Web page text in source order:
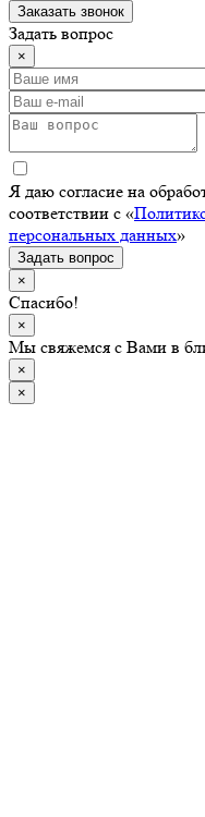
Заказать звонок
Задать вопрос
×
Я даю согласие на
соответствии с «
персональных данных»
Задать вопрос
×
Спасибо!
×
Мы свяжемся с Вами в
×
×